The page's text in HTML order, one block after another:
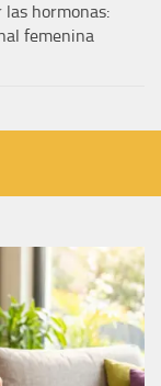
hormonas:
femenina